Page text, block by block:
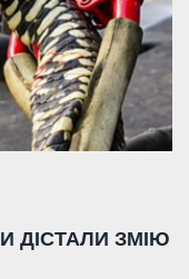
ДІСТАЛИ ЗМІЮ